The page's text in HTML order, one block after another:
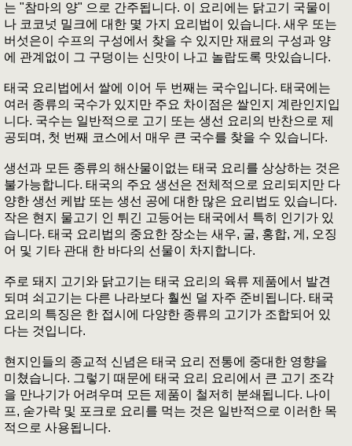
는 "참마의 양" 으로 간주됩니다. 이 요리에는 닭고기 국물이
나 코코넛 밀크에 대한 몇 가지 요리법이 있습니다. 새우 또는
버섯은이 수프의 구성에서 찾을 수 있지만 재료의 구성과 양
에 관계없이 그 구덩이는 신맛이 나고 놀랍도록 맛있습니다.
태국 요리법에서 쌀에 이어 두 번째는 국수입니다. 태국에는
여러 종류의 국수가 있지만 주요 차이점은 쌀인지 계란인지입
니다. 국수는 일반적으로 고기 또는 생선 요리의 반찬으로 제
공되며, 첫 번째 코스에서 매우 큰 국수를 찾을 수 있습니다.
생선과 모든 종류의 해산물이없는 태국 요리를 상상하는 것은
불가능합니다. 태국의 주요 생선은 전체적으로 요리되지만 다
양한 생선 케밥 또는 생선 공에 대한 많은 요리법도 있습니다.
작은 현지 물고기 인 튀긴 고등어는 태국에서 특히 인기가 있
습니다. 태국 요리법의 중요한 장소는 새우, 굴, 홍합, 게, 오징
어 및 기타 관대 한 바다의 선물이 차지합니다.
주로 돼지 고기와 닭고기는 태국 요리의 육류 제품에서 발견
되며 쇠고기는 다른 나라보다 훨씬 덜 자주 준비됩니다. 태국
요리의 특징은 한 접시에 다양한 종류의 고기가 조합되어 있
다는 것입니다.
현지인들의 종교적 신념은 태국 요리 전통에 중대한 영향을
미쳤습니다. 그렇기 때문에 태국 요리 요리에서 큰 고기 조각
을 만나기가 어려우며 모든 제품이 철저히 분쇄됩니다. 나이
프, 숟가락 및 포크로 요리를 먹는 것은 일반적으로 이러한 목
적으로 사용됩니다.